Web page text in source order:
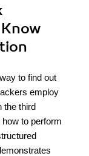
to find out
employ
the third
how to perform